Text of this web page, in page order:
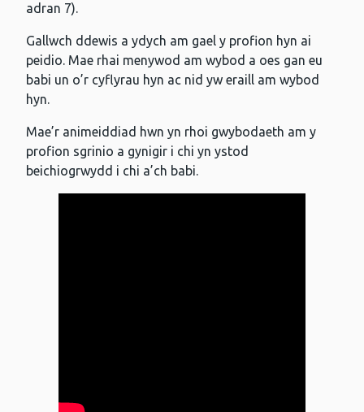
adran 7).
Gallwch ddewis a ydych am gael y profion hyn ai
peidio. Mae rhai menywod am wybod a oes gan eu
babi un o’r cyflyrau hyn ac nid yw eraill am wybod
hyn.
Mae’r animeiddiad hwn yn rhoi gwybodaeth am y
profion sgrinio a gynigir i chi yn ystod
beichiogrwydd i chi a’ch babi.